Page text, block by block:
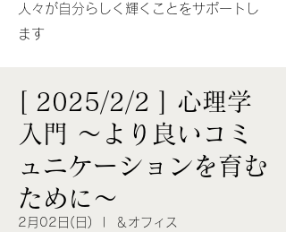
人々が自分らしく輝くことをサポートし
ます
[ 2025/2/2 ] 心理学
入門 〜より良いコミ
ュニケーションを育む
ために〜
2月02日(日) ＆オフィス